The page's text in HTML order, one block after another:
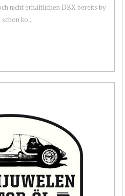
nicht erhältlichen DBX bereits by
ko...